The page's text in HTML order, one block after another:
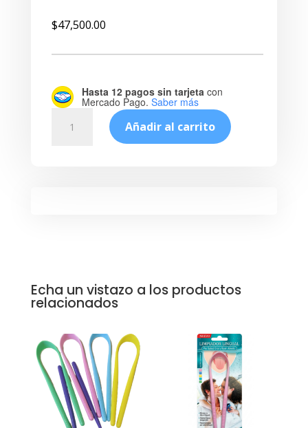
$47,500.00
Hasta 12 pagos sin tarjeta con
Mercado Pago. Saber más
Añadir al carrito
Echa un vistazo a los productos
relacionados
Productos relacionados